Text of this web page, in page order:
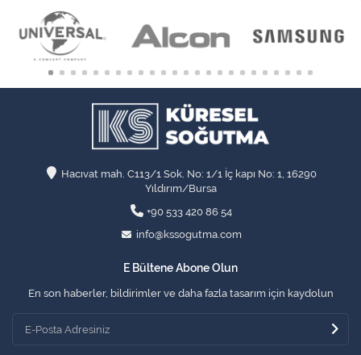
Hacıvat mah. C113/1 Sok. No: 1/1 İç kapı No: 1, 16290
Yıldırım/Bursa
+90 533 420 86 54
info@kssogutma.com
E Bültene Abone Olun
En son haberler, bildirimler ve daha fazla tasarım için kaydolun